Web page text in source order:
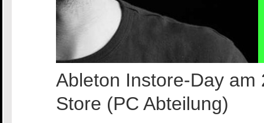
Ableton Instore-Day am
Store (PC Abteilung)